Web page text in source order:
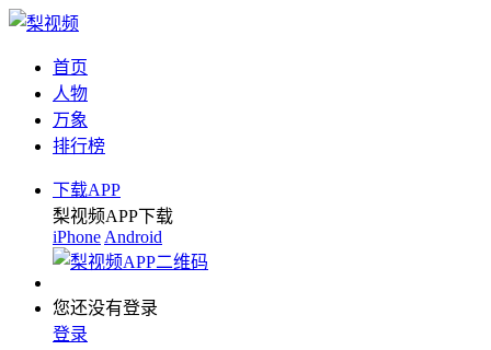
首页
人物
万象
排行榜
下载APP
梨视频APP下载
iPhone Android
您还没有登录
登录